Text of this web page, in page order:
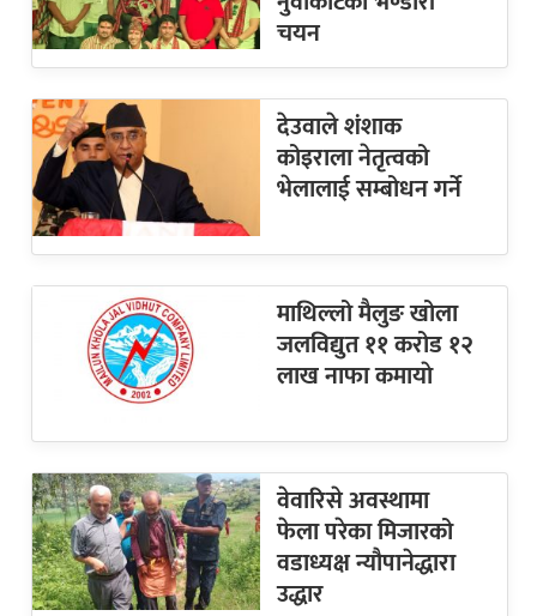
चयन
देउवाले शंशाक
कोइराला नेतृत्वको
भेलालाई सम्बोधन गर्ने
माथिल्लो मैलुङ खोला
जलविद्युत ११ करोड १२
लाख नाफा कमायाे
वेवारिसे अवस्थामा
फेला परेका मिजारको
वडाध्यक्ष न्यौपानेद्धारा
उद्धार